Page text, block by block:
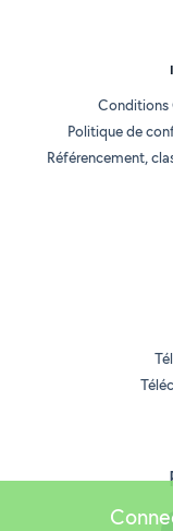
Conditions
Politique de
Référencement,